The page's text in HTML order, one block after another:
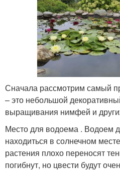
Сначала рассмотрим самый
– это небольшой
выращивания нимфей и
Место для водоема . Водоем
находиться в солнечном
растения плохо переносят
погибнут, но цвести будут